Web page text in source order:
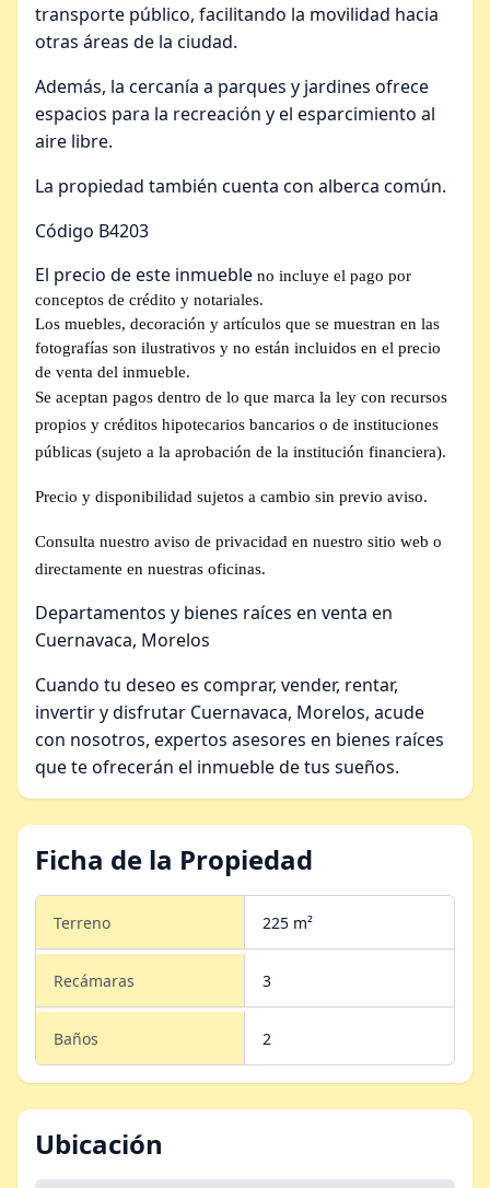
transporte público, facilitando la movilidad hacia
otras áreas de la ciudad.
Además, la cercanía a parques y jardines ofrece
espacios para la recreación y el esparcimiento al
aire libre.
La propiedad también cuenta con alberca común.
Código B4203
El precio de este inmueble no incluye el pago por
conceptos de crédito y notariales.
Los muebles, decoración y artículos que se muestran en las
fotografías son ilustrativos y no están incluidos en el precio
de venta del inmueble.
Se aceptan pagos dentro de lo que marca la ley con recursos
propios y créditos hipotecarios bancarios o de instituciones
públicas (sujeto a la aprobación de la institución financiera).
Precio y disponibilidad sujetos a cambio sin previo aviso.
Consulta nuestro aviso de privacidad en nuestro sitio web o
directamente en nuestras oficinas.
Departamentos y bienes raíces en venta en
Cuernavaca, Morelos
Cuando tu deseo es comprar, vender, rentar,
invertir y disfrutar Cuernavaca, Morelos, acude
con nosotros, expertos asesores en bienes raíces
que te ofrecerán el inmueble de tus sueños.
Ficha de la Propiedad
Terreno 225 m²
Recámaras 3
Baños 2
Ubicación